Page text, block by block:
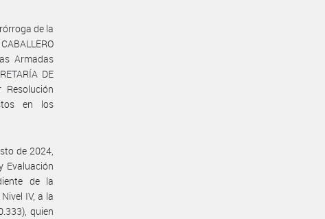
de la
Armadas
DE
Resolución
en los
de 2024,
Evaluación
de la
IV, a la
quien